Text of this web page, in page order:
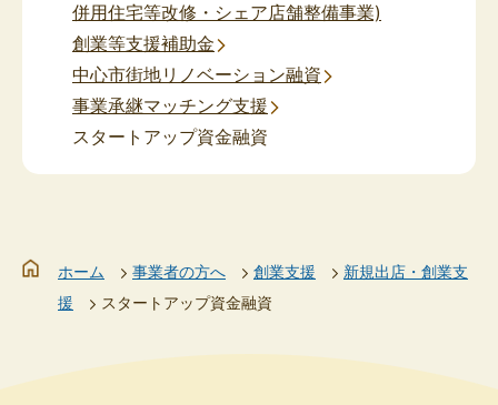
併用住宅等改修・シェア店舗整備事業)
創業等支援補助金
中心市街地リノベーション融資
事業承継マッチング支援
スタートアップ資金融資
ホーム 事業者の方へ 創業支援
新規出店・創業支
援
スタートアップ資金融資